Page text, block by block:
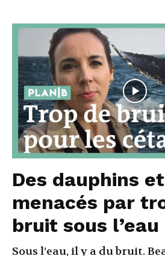
Des dauphins
menacés par
bruit sous l’eau
Sous l’eau, il y a du bruit.